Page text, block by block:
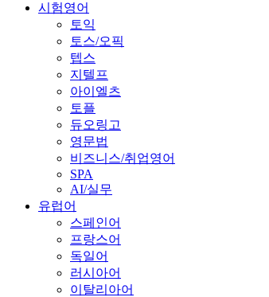
시험영어
토익
토스/오픽
텝스
지텔프
아이엘츠
토플
듀오링고
영문법
비즈니스/취업영어
SPA
AI/실무
유럽어
스페인어
프랑스어
독일어
러시아어
이탈리아어